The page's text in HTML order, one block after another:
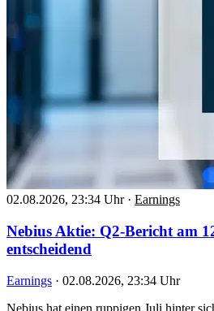
02.08.2026, 23:34 Uhr · Earnings
Nebius Aktie: Q2-Bericht am
entscheidend
Earnings · 02.08.2026, 23:34 Uhr
Nebius hat einen ruppigen Juli hinter